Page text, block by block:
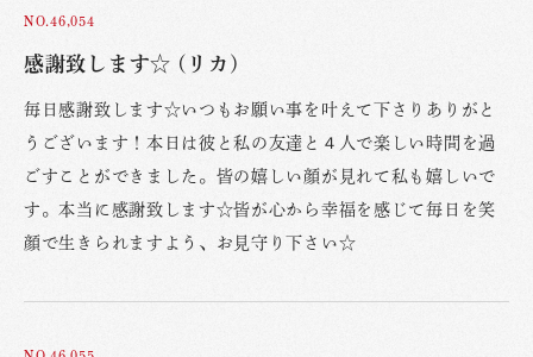
NO.46,054
感謝致します☆ (リカ)
毎日感謝致します☆いつもお願い事を叶えて下さりありがと
うございます！本日は彼と私の友達と４人で楽しい時間を過
ごすことができました。皆の嬉しい顔が見れて私も嬉しいで
す。本当に感謝致します☆皆が心から幸福を感じて毎日を笑
顔で生きられますよう、お見守り下さい☆